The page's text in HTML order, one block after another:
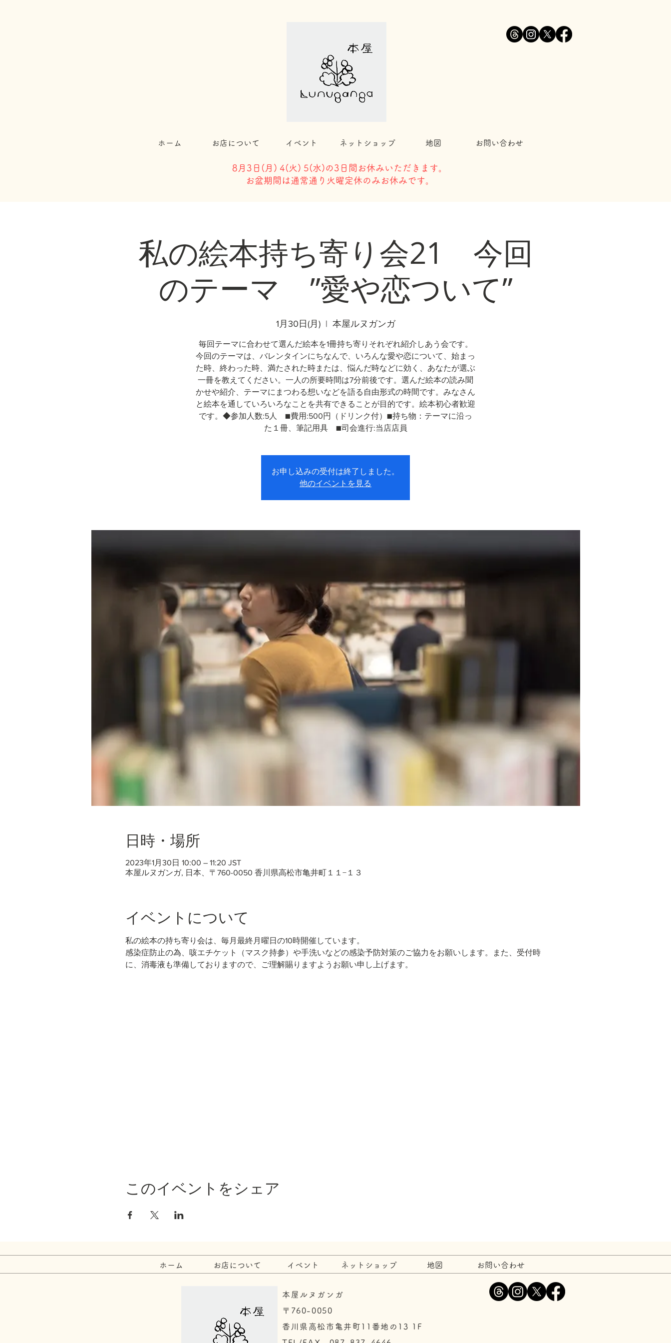
ホーム お店について イベント ネットショップ 地図 お問い合わせ
8月3日( 月) 4(火) 5(水)の3日間お休みいただきます。
​お盆期間は通常通り火曜定休のみお休みです。
私の絵本持ち寄り会21 今回
のテーマ ”愛や恋ついて”
1月30日(月)
  |
本屋ルヌガンガ
毎回テーマに合わせて選んだ絵本を1冊持ち寄りそれぞれ紹介しあう会です。
今回のテーマは、バレンタインにちなんで、いろんな愛や恋について、始まっ
た時、終わった時、満たされた時または、悩んだ時などに効く、あなたが選ぶ
一冊を教えてください。一人の所要時間は7分前後です。選んだ絵本の読み聞
かせや紹介、テーマにまつわる想いなどを語る自由形式の時間です。みなさん
と絵本を通していろいろなことを共有できることが目的です。絵本初心者歓迎
です。◆参加人数:5人 ■費用:500円（ドリンク付）■持ち物：テーマに沿っ
た１冊、筆記用具 ■司会進行:当店店員
お申し込みの受付は終了しました。
他のイベントを見る
日時・場所
2023年1月30日 10:00 – 11:20 JST
本屋ルヌガンガ, 日本、〒760-0050 香川県高松市亀井町１１−１３
イベントについて
私の絵本の持ち寄り会は、毎月最終月曜日の10時開催しています。
感染症防止の為、咳エチケット（マスク持参）や手洗いなどの感染予防対策のご協力をお願いします。また、受付時
に、消毒液も準備しておりますので、ご理解賜りますようお願い申し上げます。
このイベントをシェア
ホーム お店について イベント ネットショップ 地図 お問い合わせ
本屋ルヌガンガ
〒760-0050​
香川県高松市亀井町11番地の13 1F